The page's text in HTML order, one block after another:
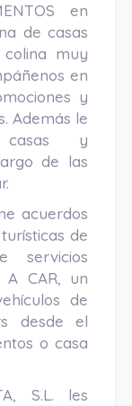
en
de casas
muy
en
y
Además le
casas y
de las
acuerdos
de
servicios
A CAR, un
de
desde el
o casa
S.L. les